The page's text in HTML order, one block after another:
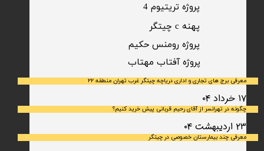
معرفی برج های تجاری و اداری دریاچه چیتگر غرب تهران منطقه ۲۲
۱۷ خرداد ۰۴
چگونه در تهرانسر از آقای رحیم قربانی پیش خرید کنیم؟
۲۳ اردیبهشت ۰۴
معرفی چند بیمارستان خصوصی در چیتگر
​پروژه آفتاب مهتاب
پروژه رومنس حکیم
پهنه c چیتگر
پروژه تریتیوم 4